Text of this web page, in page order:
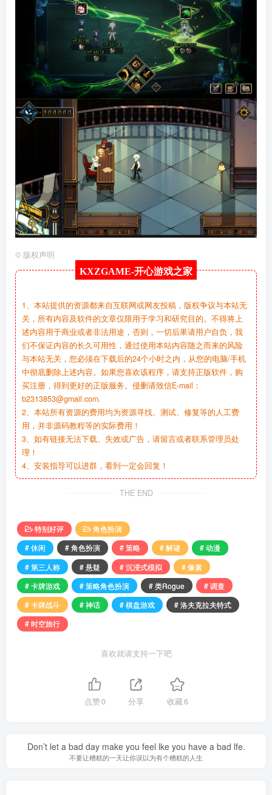
© 版权声明
KXZGAME-开心游戏之家
1、本站提供的资源都来自互联网或网友投稿，版权争议与本站无
关，所有内容及软件的文章仅限用于学习和研究目的。不得将上
述内容用于商业或者非法用途，否则，一切后果请用户自负，我
们不保证内容的长久可用性，通过使用本站内容随之而来的风险
与本站无关，您必须在下载后的24个小时之内，从您的电脑/手机
中彻底删除上述内容。如果您喜欢该程序，请支持正版软件，购
买注册，得到更好的正版服务。侵删请致信E-mail：
b2313853@gmail.com.
2、本站所有资源的费用均为资源寻找、测试、修复等的人工费
用，并非源码教程等的实际费用！
3、如有链接无法下载、失效或广告，请留言或者联系管理员处
理！
4、安装指导可以进群，看到一定会回复！
THE END
特别好评
角色扮演
# 休闲
# 角色扮演 # 策略 # 解谜
# 动漫
# 第三人称
# 悬疑 # 沉浸式模拟
# 像素
# 卡牌游戏
# 策略角色扮演 # 类Rogue
# 调查
# 卡牌战斗
# 神话 # 棋盘游戏
# 洛夫克拉夫特式
# 时空旅行
喜欢就请支持一下吧
点赞0 分享 收藏6
Don’t let a bad day make you feel lke you have a bad lfe.
不要让糟糕的一天让你误以为有个糟糕的人生